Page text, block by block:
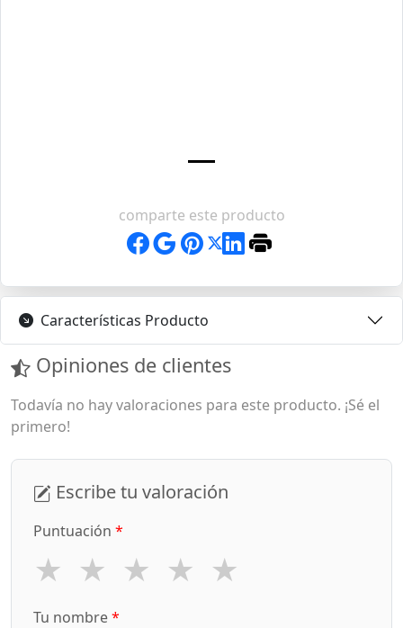
comparte este producto
Características Producto
Opiniones de clientes
Todavía no hay valoraciones para este producto. ¡Sé el
primero!
Escribe tu valoración
Puntuación *
★ ★ ★ ★ ★
Tu nombre*